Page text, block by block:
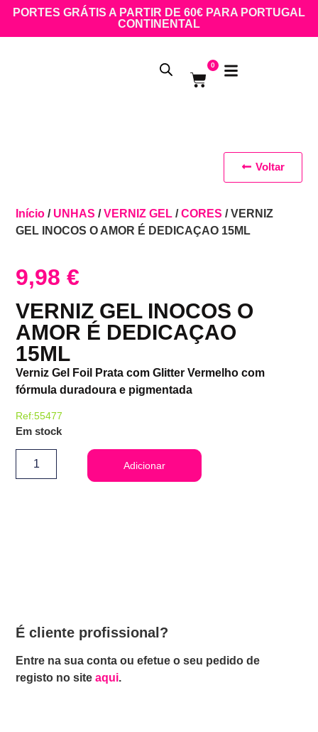
PORTES GRÁTIS A PARTIR DE 60€ PARA PORTUGAL
CONTINENTAL
0
Início / UNHAS /VERNIZ GEL /CORES / VERNIZ
GEL INOCOS O AMOR É DEDICAÇAO 15ML
9,98€
VERNIZ GEL INOCOS O
AMOR É DEDICAÇAO
15ML
Verniz Gel Foil Prata com Glitter Vermelho com
fórmula duradoura e pigmentada
Ref:55477
Em stock
Adicionar
É cliente profissional?
Entre na sua conta ou efetue o seu pedido de
registo no siteaqui.
Voltar